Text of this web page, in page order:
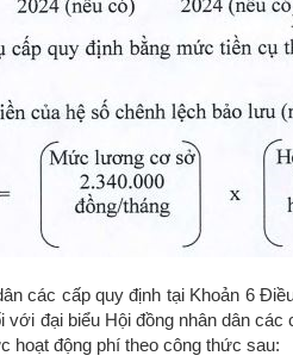
các cấp quy định tại Khoản 6
đại biểu Hội đồng nhân dân các
hoạt động phí theo công thức sau: